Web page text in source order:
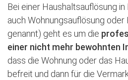
Bei einer Haushaltsauflösung
auch Wohnungsauflösung oder
genannt) geht es um die
einer nicht mehr bewohnten
dass die Wohnung oder das
befreit und dann für die